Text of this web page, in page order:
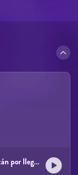
Ídolos (Los mejores momentos están por llegar)